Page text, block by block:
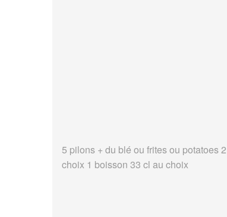
5 pilons + du blé ou frites ou potatoes
choix 1 boisson 33 cl au choix